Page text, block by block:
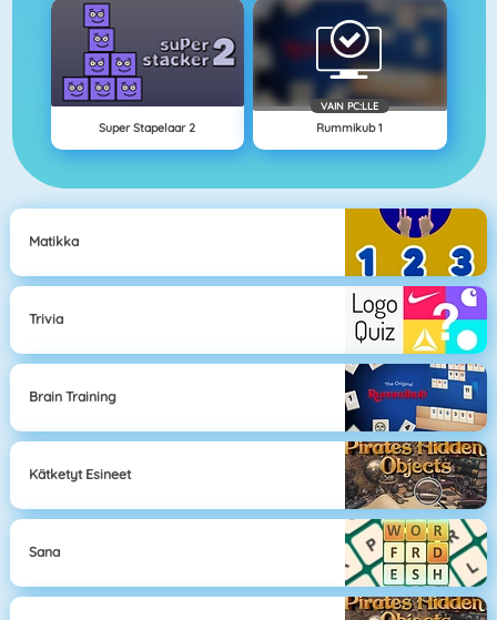
Super Stapelaar 2
VAIN PC:LLE
Rummikub 1
Matikka
Trivia
Brain Training
Kätketyt Esineet
Sana